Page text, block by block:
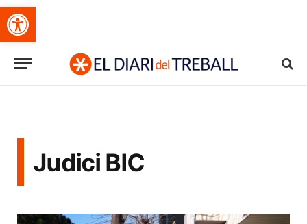
Obre la barra d'eines
Judici BIC